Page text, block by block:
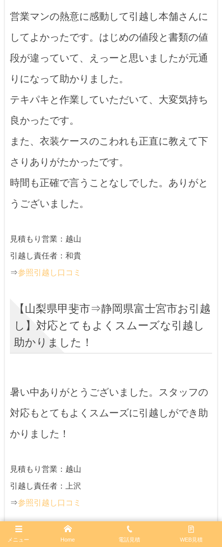
営業マンの熱意に感動して引越し本舗さんに
してよかったです。はじめの値段と書類の値
段が違っていて、えっーと思いましたが元通
りになって助かりました。
テキパキと作業していただいて、大変気持ち
良かったです。
また、衣装ケースのこわれも正直に教えて下
さりありがたかったです。
時間も正確で言うことなしでした。ありがと
うございました。
見積もり営業：越山
引越し責任者：和貴
⇒参照引越し口コミ
【山梨県甲斐市⇒静岡県富士宮市お引越
し】対応とてもよくスムーズな引越し
助かりました！
暑い中ありがとうございました。スタッフの
対応もとてもよくスムーズに引越しができ助
かりました！
見積もり営業：越山
引越し責任者：上沢
⇒参照引越し口コミ
【東京都江戸川区⇒長野県安曇野市お引
メニュー Home 電話見積 WEB見積